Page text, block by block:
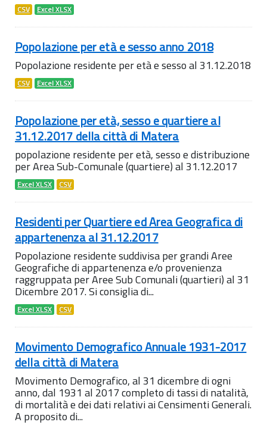
CSV Excel XLSX
Popolazione per età e sesso anno 2018
Popolazione residente per età e sesso al 31.12.2018
CSV Excel XLSX
Popolazione per età, sesso e quartiere al
31.12.2017 della città di Matera
popolazione residente per età, sesso e distribuzione
per Area Sub-Comunale (quartiere) al 31.12.2017
Excel XLSX CSV
Residenti per Quartiere ed Area Geografica di
appartenenza al 31.12.2017
Popolazione residente suddivisa per grandi Aree
Geografiche di appartenenza e/o provenienza
raggruppata per Aree Sub Comunali (quartieri) al 31
Dicembre 2017. Si consiglia di...
Excel XLSX CSV
Movimento Demografico Annuale 1931-2017
della città di Matera
Movimento Demografico, al 31 dicembre di ogni
anno, dal 1931 al 2017 completo di tassi di natalità,
di mortalità e dei dati relativi ai Censimenti Generali.
A proposito di...